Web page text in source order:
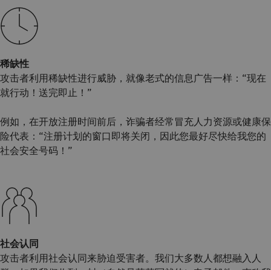
稀缺性
攻击者利用稀缺性进行威胁，就像老式的信息广告一样：“现在
就行动！送完即止！”
例如，在开放注册时间前后，诈骗者经常冒充人力资源或健康保
险代表：“注册计划的窗口即将关闭，因此您最好尽快给我您的
社会安全号码！”
社会认同
攻击者利用社会认同来胁迫受害者。我们大多数人都想融入人